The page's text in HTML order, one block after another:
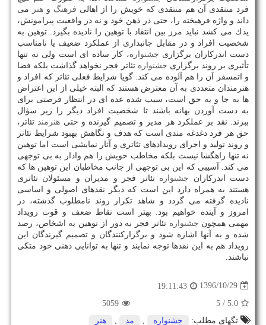
فرد منتقدی آن هم منتقدی كه خویش را از اهالی فرهنگ و هنر
می
داند و واژه فرهیخته را، حتی در ذهن خود و نه در واقعیت پیرامونش،
یدك می كشد نباید مرز بین انتقاد با توهین را نادیده بگیرد. توهین به
شخصیت افراد و در مقابل جانبداری از عملكرد ضعیف یا نامناسب
دست اندركاران برگزاری جشنواره، كار ساده ای است ولی نه تنها
تأثیری بر روند برگزاری جشنواره تئاتر فجر نخواهد گذاشت بلكه فضا
و اتمسفر آن را هم آلوده می كند. گویا شرایط فعلی تئاتر كه افراد و
هنرمندان متعددی به آن معترض هستند كه البته خیلی از این اعتراض
ها به جا و به حق است، سبب شده عده ای در انتظار فرصتی برای
به دست آوردن بهانه باشند تا شخصیت افراد دیگر را زیر سؤال
ببرند. نقد بر عملكرد هر مدیر و تصمیم گیرنده و حتی هنرمند تئاتر،
حق هر فرد دغدغه مندی است كه هدف و نگاهش بهبود شرایط تئاتر
و روند تولید و اجرای رویدادهای تئاتری و آثار نمایشی است اما توهین
نه تنها راهگشا نیست بلكه مخاطب خویش را هم وادار به بی توجهی
می كند. آسیبی كه این بی توجهی از جانب مخاطبان این توهین ها كه
دست اندركاران جشنواره تئاتر فجر و مدیران و مسئولان تئاتری
هستند به همراه دارد این است كه دیگر نقدهای اصولی و اساسی
نادیده گرفته می گردد و شاهد تكرار روند نامطلوب گذشته، در
امروز و آینده خواهیم بود. بهتر است نقاط ضعف و قوت رویداد
مهمی همچون جشنواره تئاتر فجر به دور از توهین به اشخاص، رصد
شده و به آنها اشاره شود و برگزاركنندگان و تصمیم گیرندگان این
رویداد هم به این نقدها توجه نمایند و تنها به توانایی ذهنی خود متكی
نباشند.
1396/10/29
19:11:43
5.0
/ 5
5059
تگهای مطلب:
جشنواره مد هنر